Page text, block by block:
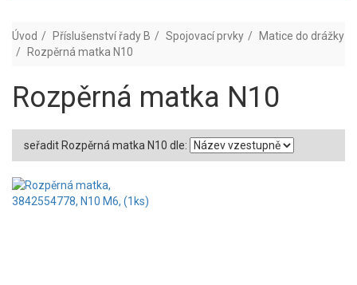
Úvod Příslušenství řady B Spojovací prvky
Matice do drážky
Rozpěrná matka N10
Rozpěrná matka N10
seřadit Rozpěrná matka N10 dle: